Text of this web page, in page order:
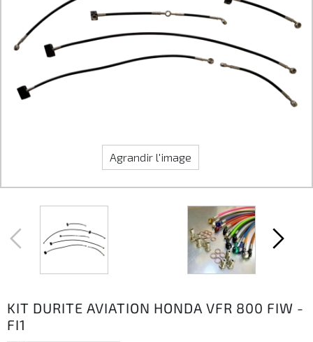
Agrandir l'image
KIT DURITE AVIATION HONDA VFR 800 FIW -
FI1